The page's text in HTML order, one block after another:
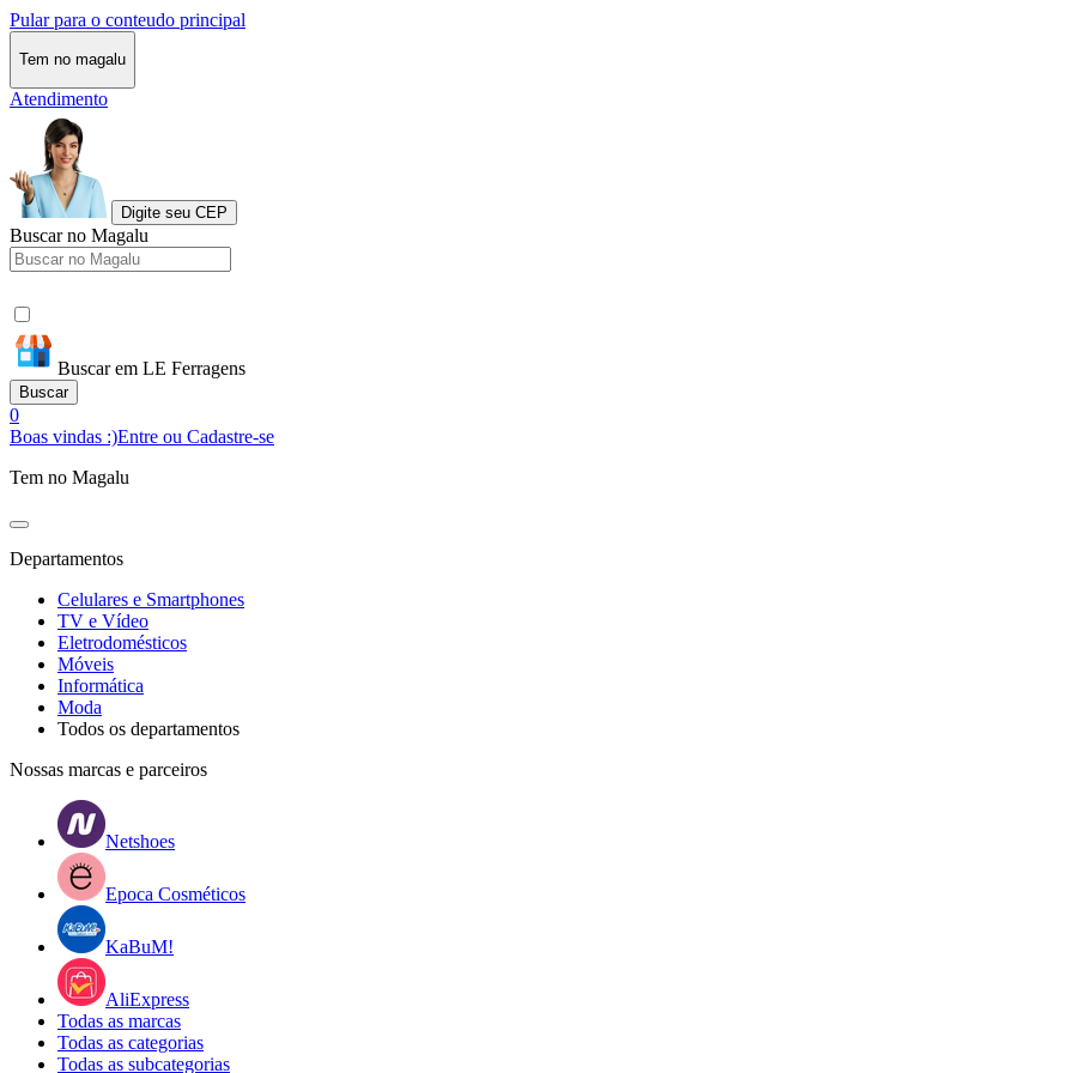
Pular para o conteudo principal
Tem no magalu
Atendimento
Digite seu CEP
Buscar no Magalu
Buscar em LE Ferragens
Buscar
0
Boas vindas :)Entre ou Cadastre-se
Tem no Magalu
Departamentos
Celulares e Smartphones
TV e Vídeo
Eletrodomésticos
Móveis
Informática
Moda
Todos os departamentos
Nossas marcas e parceiros
Netshoes
Epoca Cosméticos
KaBuM!
AliExpress
Todas as marcas
Todas as categorias
Todas as subcategorias